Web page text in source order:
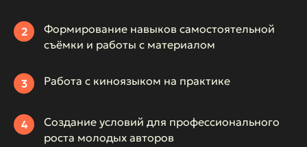
2
Формирование навыков самостоятельной
съёмки и работы с материалом
3 Работа с киноязыком на практике
4
Создание условий для профессионального
роста молодых авторов